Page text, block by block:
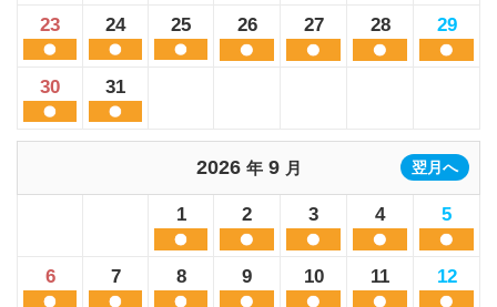
23 24 25 26 27 28 29
30 31
2026 年9 月 翌月へ
1 2 3 4 5
6 7 8 9 10 11 12